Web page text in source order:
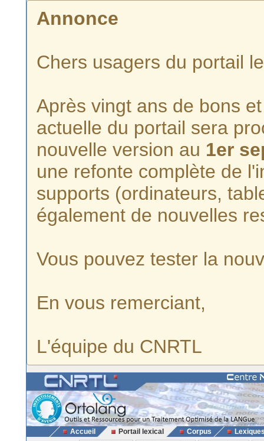
Annonce
Chers usagers du portail
Après vingt ans de bons
actuelle du portail sera
nouvelle version au 1er
une refonte complète de
supports (ordinateurs,
également de nouvelles
Vous pouvez tester la
En vous remerciant,
L'équipe du CNRTL
Accueil Portail lexical Corpus